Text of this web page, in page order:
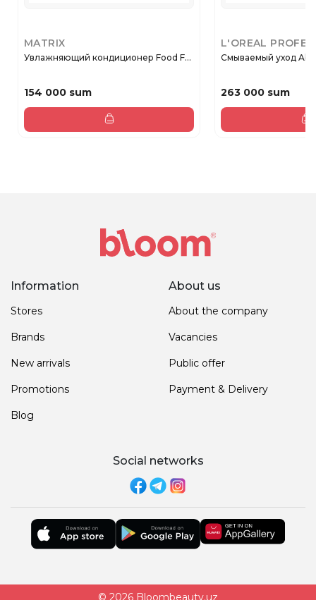
MATRIX
Увлажняющий кондиционер Food F...
154 000 sum
L'OREAL
Смываемый уход
263 000 sum
Information
Stores
Brands
New arrivals
Promotions
Blog
About us
About the company
Vacancies
Public offer
Payment & Delivery
Social networks
© 2026 Bloombeauty.uz